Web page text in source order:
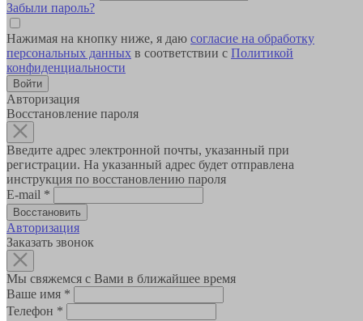
Забыли пароль?
Нажимая на кнопку ниже, я даю согласие на обработку
персональных данных в соответствии с Политикой
конфиденциальности
Авторизация
Восстановление пароля
Введите адрес электронной почты, указанный при
регистрации. На указанный адрес будет отправлена
инструкция по восстановлению пароля
E-mail *
Авторизация
Заказать звонок
Мы свяжемся с Вами в ближайшее время
Ваше имя *
Телефон *